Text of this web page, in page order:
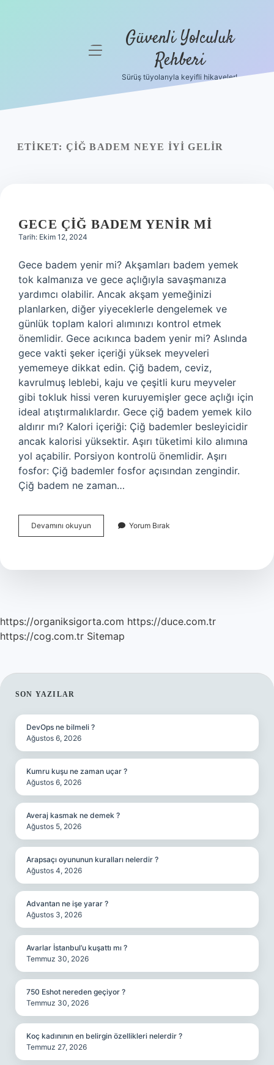
menüyü Güvenli Yolculuk
Rehberi
Sürüş tüyolarıyla keyifli hikayeler!
ETIKET: ÇIĞ BADEM NEYE IYI GELIR
GECE ÇIĞ BADEM YENIR MI
Tarih: Ekim 12, 2024
Gece badem yenir mi? Akşamları badem yemek
tok kalmanıza ve gece açlığıyla savaşmanıza
yardımcı olabilir. Ancak akşam yemeğinizi
planlarken, diğer yiyeceklerle dengelemek ve
günlük toplam kalori alımınızı kontrol etmek
önemlidir. Gece acıkınca badem yenir mi? Aslında
gece vakti şeker içeriği yüksek meyveleri
yememeye dikkat edin. Çiğ badem, ceviz,
kavrulmuş leblebi, kaju ve çeşitli kuru meyveler
gibi tokluk hissi veren kuruyemişler gece açlığı için
ideal atıştırmalıklardır. Gece çiğ badem yemek kilo
aldırır mı? Kalori içeriği: Çiğ bademler besleyicidir
ancak kalorisi yüksektir. Aşırı tüketimi kilo alımına
yol açabilir. Porsiyon kontrolü önemlidir. Aşırı
fosfor: Çiğ bademler fosfor açısından zengindir.
Çiğ badem ne zaman…
Devamını okuyun
Çiğ
Mi
Yorum Bırak
https://organiksigorta.com https://duce.com.tr
https://cog.com.tr Sitemap
SIDEBAR
SON YAZILAR
DevOps ne bilmeli ?
Ağustos 6, 2026
Kumru kuşu ne zaman uçar ?
Ağustos 6, 2026
Averaj kasmak ne demek ?
Ağustos 5, 2026
Arapsaçı oyununun kuralları nelerdir ?
Ağustos 4, 2026
Advantan ne işe yarar ?
Ağustos 3, 2026
Avarlar İstanbul’u kuşattı mı ?
Temmuz 30, 2026
750 Eshot nereden geçiyor ?
Temmuz 30, 2026
Koç kadınının en belirgin özellikleri nelerdir ?
Temmuz 27, 2026